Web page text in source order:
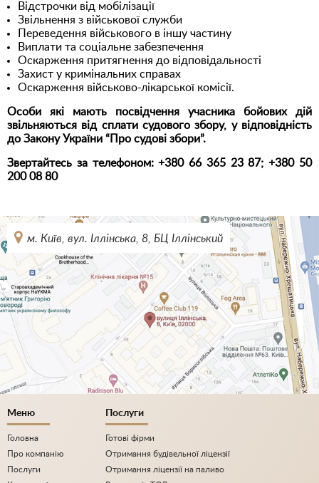
Відстрочки від мобілізації
Звільнення з військової служби
Переведення військового в іншу частину
Виплати та соціальне забезпечення
Оскарження притягнення до відповідальності
Захист у кримінальних справах
Оскарження військово-лікарської комісії.
Особи які мають посвідчення учасника бойових дій
звільняються від сплати судового збору, у відповідність
до Закону України “Про судові збори”.
Звертайтесь за телефоном: +380 66 365 23 87; +380 50
200 08 80
м. Київ, вул. Іллінська, 8, БЦ Іллінський
Меню
Головна
Про компанію
Послуги
Послуги
Готові фірми
Отримання будівельної ліцензії
Отримання ліцензії на паливо